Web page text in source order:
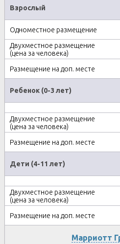
Взрослый
Ребенок (0-3 лет)
Дети (4-11 лет)
Марриотт